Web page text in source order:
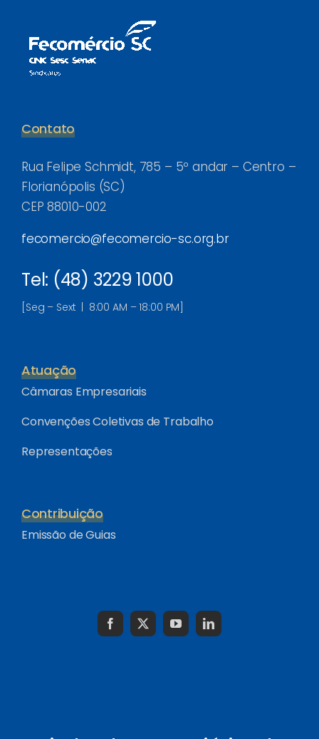
Contato
Rua Felipe Schmidt, 785 – 5º andar – Centro –
Florianópolis (SC)
CEP 88010-002
fecomercio@fecomercio-sc.org.br
Tel: (48) 3229 1000
[Seg – Sext | 8:00 AM – 18:00 PM]
Atuação
Câmaras Empresariais
Convenções Coletivas de Trabalho
Representações
Contribuição
Emissão de Guias